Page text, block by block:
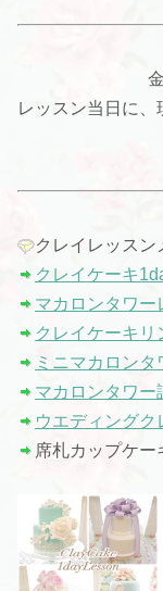
レッスン当日に、
クレイレッスン
クレイケーキ
マカロンタワー
クレイケーキリ
ミニマカロン
マカロンタワー
ウエディングク
席札カップケー